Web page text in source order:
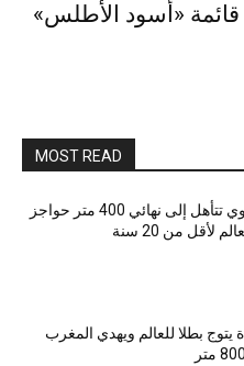
«أسود الأطلس»
MOST READ
رانية الحمداوي تتأهل إلى نهائي 400 متر حواجز
لأقل من 20 سنة
يتوج بطلا للعالم ويهدي المغرب